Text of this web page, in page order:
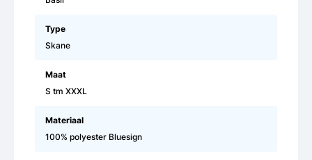
Type
Skane
Maat
S tm XXXL
Materiaal
100% polyester Bluesign